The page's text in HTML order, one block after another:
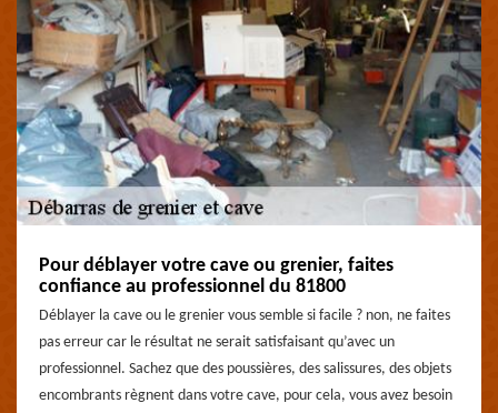
Pour déblayer votre cave ou grenier, faites
confiance au professionnel du 81800
Déblayer la cave ou le grenier vous semble si facile ? non, ne faites
pas erreur car le résultat ne serait satisfaisant qu’avec un
professionnel. Sachez que des poussières, des salissures, des objets
encombrants règnent dans votre cave, pour cela, vous avez besoin